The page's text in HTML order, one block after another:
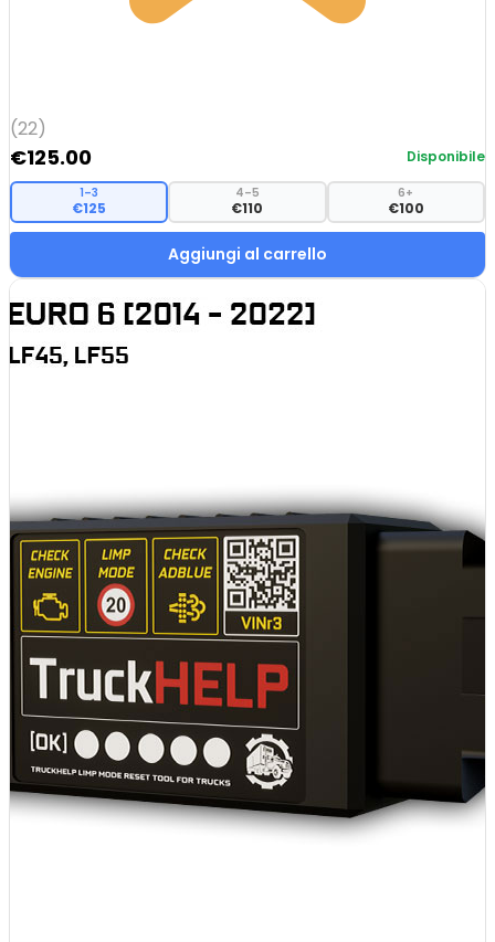
(22)
€125.00 Disponibile
1–3
€125
4–5
€110
6+
€100
Aggiungi al carrello